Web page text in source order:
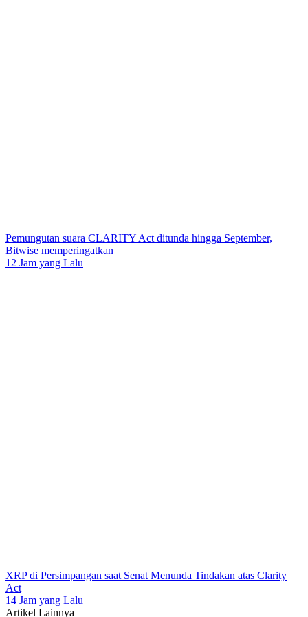
Pemungutan suara CLARITY Act ditunda hingga September,
Bitwise memperingatkan
12 Jam yang Lalu
XRP di Persimpangan saat Senat Menunda Tindakan atas Clarity
Act
14 Jam yang Lalu
Artikel Lainnya